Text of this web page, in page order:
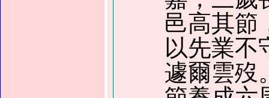
邑高其節
以先業不
遽爾雲歿